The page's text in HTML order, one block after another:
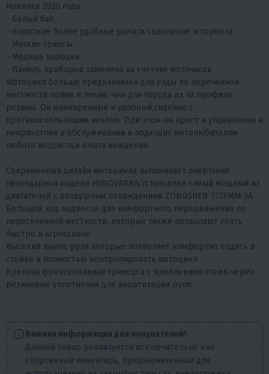
Новинка 2020 года.
- Белый бак
- Короткие более удобные рычаги сцепление и тормоза
- Мягкие грипсы
- Медные колодки
- Панель приборов заменена на счетчик моточасов
Мотоцикл больше предназначен для езды по переченной
местности полям и лесам, чем для города из за профиля
резины. Он маневренный и удобный,сидение с
противоскользящим чехлом. При этом он прост в управлении и
неприхотлив в обслуживании и подходит мотолюбителям
любого возраста,и опыта вождения.
Современный дизайн мотоцикла напоминает очертания
легендарной модели HUSQVARNA.Установлен самый мощный из
двигателей с воздушным охлаждением ZONGSHEN 172FMM-3А
Большой ход подвесок для комфортного передвижения по
пересеченной местности, которые также позволяют ехать
быстро и агрессивно
Высокий вынос руля которые позволяет комфортно ездить в
стойке и полностью контролировать мотоцикл
Крепкая фрезерованная траверса с креплением стоек через
резиновые уплотнения для амортизации руля.
Важная информация для покупателей!
Данный товар реализуется исключительно как
спортивный инвентарь, предназначенный для